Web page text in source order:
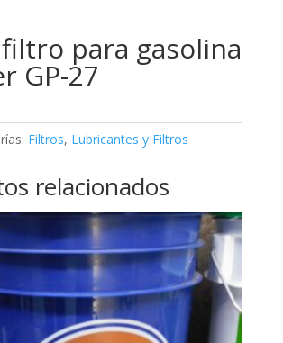
para gasolina
GP-27
Filtros, Lubricantes y Filtros
relacionados